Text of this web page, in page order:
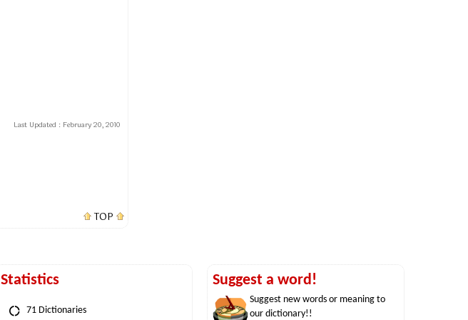
Last Updated : February 20, 2010
TOP
Statistics
71 Dictionaries
Suggest a word!
Suggest new words or meaning to
our dictionary!!